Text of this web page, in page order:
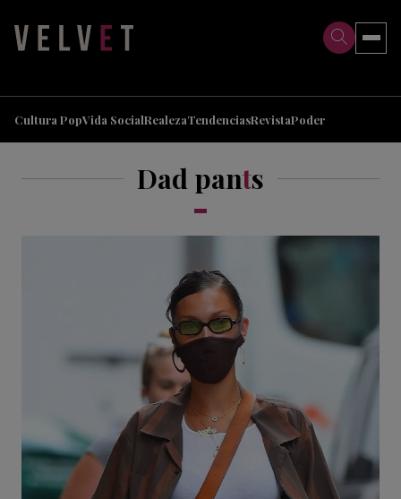
Cultura PopVida SocialRealezaTendenciasRevistaPoder
Dad pants